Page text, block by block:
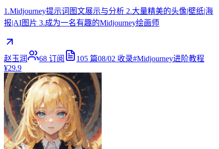
1.Midjourney提示词图文展示与分析 2.大量精美的头像|壁纸|海
报|AI图片 3.成为一名有趣的Midjourney绘画师
赵玉润 68 订阅 105 篇08/02 收录#Midjourney进阶教程
¥29.9